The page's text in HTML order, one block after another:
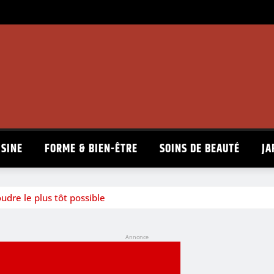
FORME & BIEN-ÊTRE SOINS DE BEAUTÉ
le plus tôt possible
Annonce